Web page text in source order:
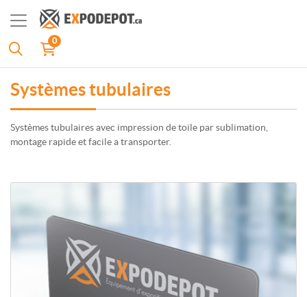
0
Systèmes tubulaires
Systèmes tubulaires avec impression de toile par sublimation,
montage rapide et facile a transporter.